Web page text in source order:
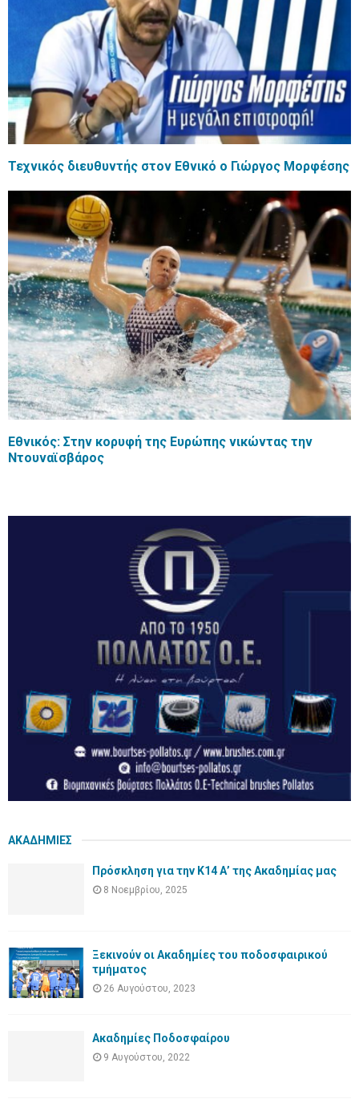
Τεχνικός διευθυντής στον Εθνικό ο Γιώργος Μορφέσης
Εθνικός: Στην κορυφή της Ευρώπης νικώντας την
Ντουναϊσβάρος
ΑΚΑΔΗΜΙΕΣ
Πρόσκληση για την Κ14 Α’ της Ακαδημίας μας
8 Νοεμβρίου, 2025
Ξεκινούν οι Ακαδημίες του ποδοσφαιρικού
τμήματος
26 Αυγούστου, 2023
Ακαδημίες Ποδοσφαίρου
9 Αυγούστου, 2022